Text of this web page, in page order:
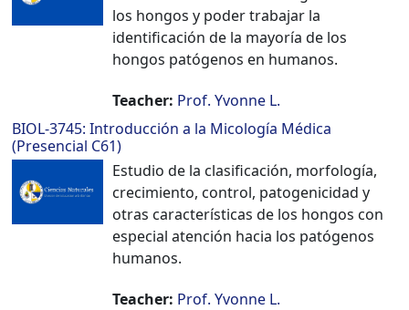
screen
reader,
This
shortcut
activates
the
screen
los hongos y poder trabajar la
identificación de la mayoría de los
hongos patógenos en humanos.
Teacher: Prof. Yvonne L.
BIOL-3745: Introducción a la Micología Médica
(Presencial C61)
Estudio de la clasificación, morfología,
crecimiento, control, patogenicidad y
otras características de los hongos con
especial atención hacia los patógenos
humanos.
Teacher: Prof. Yvonne L.